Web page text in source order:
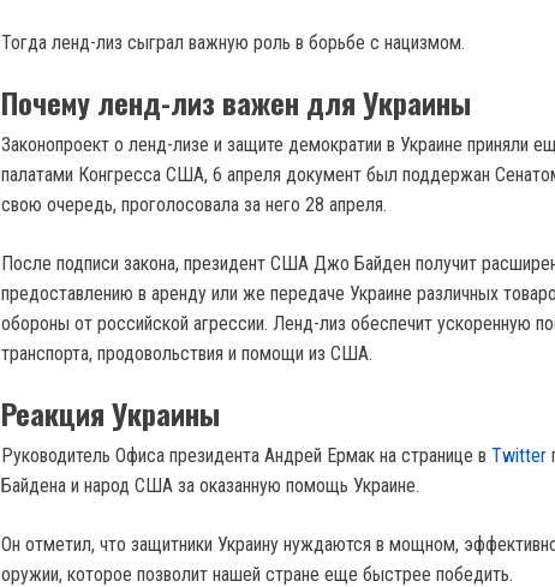
Тогда ленд-лиз сыграл важную роль в борьбе с нацизмом.
Почему ленд-лиз важен для Украины
Законопроект о ленд-лизе и защите демократии в Украине приняли
палатами Конгресса США, 6 апреля документ был поддержан
свою очередь, проголосовала за него 28 апреля.
После подписи закона, президент США Джо Байден получит
предоставлению в аренду или же передаче Украине различных
обороны от российской агрессии. Ленд-лиз обеспечит ускоренную
транспорта, продовольствия и помощи из США.
Реакция Украины
Руководитель Офиса президента Андрей Ермак на странице в Twitter
Байдена и народ США за оказанную помощь Украине.
Он отметил, что защитники Украину нуждаются в мощном,
оружии, которое позволит нашей стране еще быстрее победить.